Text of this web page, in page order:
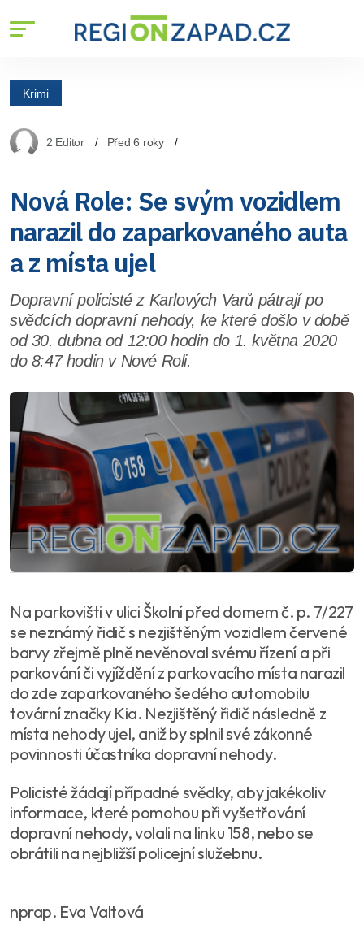
Krimi
2 Editor Před 6 roky
Nová Role: Se svým vozidlem
narazil do zaparkovaného auta
a z místa ujel
Dopravní policisté z Karlových Varů pátrají po
svědcích dopravní nehody, ke které došlo v době
od 30. dubna od 12:00 hodin do 1. května 2020
do 8:47 hodin v Nové Roli.
Na parkovišti v ulici Školní před domem č. p. 7/227
se neznámý řidič s nezjištěným vozidlem červené
barvy zřejmě plně nevěnoval svému řízení a při
parkování či vyjíždění z parkovacího místa narazil
do zde zaparkovaného šedého automobilu
tovární značky Kia. Nezjištěný řidič následně z
místa nehody ujel, aniž by splnil své zákonné
povinnosti účastníka dopravní nehody.
Policisté žádají případné svědky, aby jakékoliv
informace, které pomohou při vyšetřování
dopravní nehody, volali na linku 158, nebo se
obrátili na nejbližší policejní služebnu.
nprap. Eva Valtová